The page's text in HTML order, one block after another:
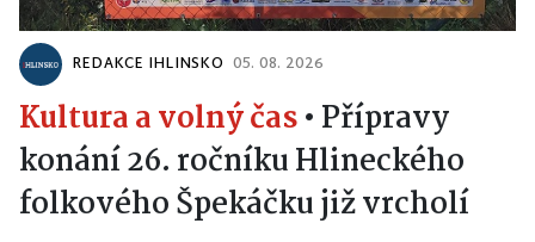
REDAKCE IHLINSKO 05. 08. 2026
Kultura a volný čas• Přípravy
konání 26. ročníku Hlineckého
folkového Špekáčku již vrcholí